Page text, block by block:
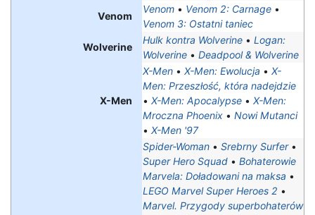
Venom
Venom • Venom 2: Carnage •
Venom 3: Ostatni taniec
Wolverine
Hulk kontra Wolverine • Logan:
Wolverine • Deadpool & Wolverine
X-Men
X-Men • X-Men: Ewolucja • X-
Men: Przeszłość, która nadejdzie
• X-Men: Apocalypse • X-Men:
Mroczna Phoenix • Nowi Mutanci
• X-Men '97
Spider-Woman • Srebrny Surfer•
Super Hero Squad • Bohaterowie
Marvela: Doładowani na maksa‎ •
LEGO Marvel Super Heroes 2 •
Marvel. Przygody superbohaterów